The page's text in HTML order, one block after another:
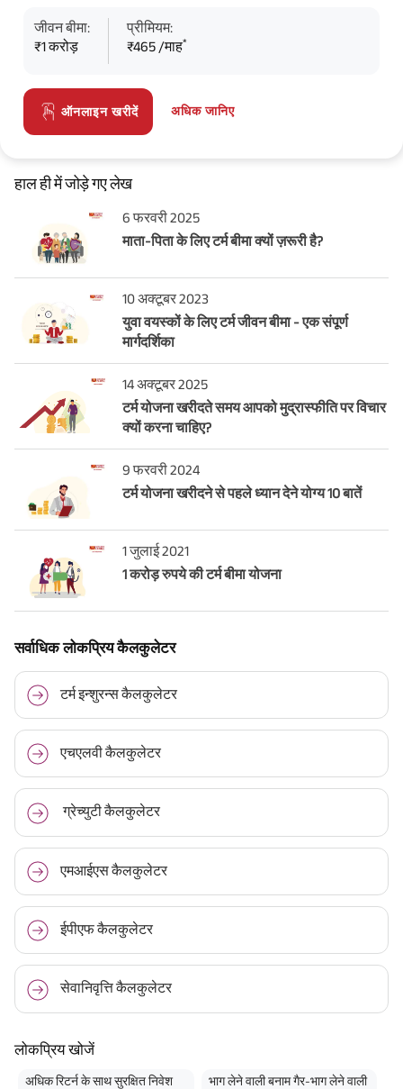
जीवन बीमा:
₹1 करोड़
प्रीमियम:
₹465 /माह*
ऑनलाइन खरीदें अधिक जानिए
हाल ही में जोड़े गए लेख
6 फरवरी 2025
माता-पिता के लिए टर्म बीमा क्यों ज़रूरी है?
10 अक्टूबर 2023
युवा वयस्कों के लिए टर्म जीवन बीमा - एक संपूर्ण
मार्गदर्शिका
14 अक्टूबर 2025
टर्म योजना खरीदते समय आपको मुद्रास्फीति पर विचार
क्यों करना चाहिए?
9 फरवरी 2024
टर्म योजना खरीदने से पहले ध्यान देने योग्य 10 बातें
1 जुलाई 2021
1 करोड़ रुपये की टर्म बीमा योजना
सर्वाधिक लोकप्रिय कैलकुलेटर
टर्म इन्शुरन्स कैलकुलेटर
एचएलवी कैलकुलेटर
ग्रेच्युटी कैलकुलेटर
एमआईएस कैलकुलेटर
ईपीएफ कैलकुलेटर
सेवानिवृत्ति कैलकुलेटर
लोकप्रिय खोजें
अधिक रिटर्न के साथ सुरक्षित निवेश
भाग लेने वाली बनाम गैर-भाग लेने वाली